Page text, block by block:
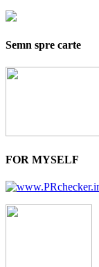
Semn spre carte
FOR MYSELF